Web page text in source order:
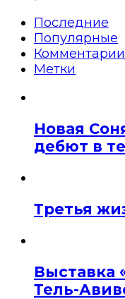
Последние
Популярные
Комментарии
Метки
Новая
дебют в
Третья
Выставка
Тель-